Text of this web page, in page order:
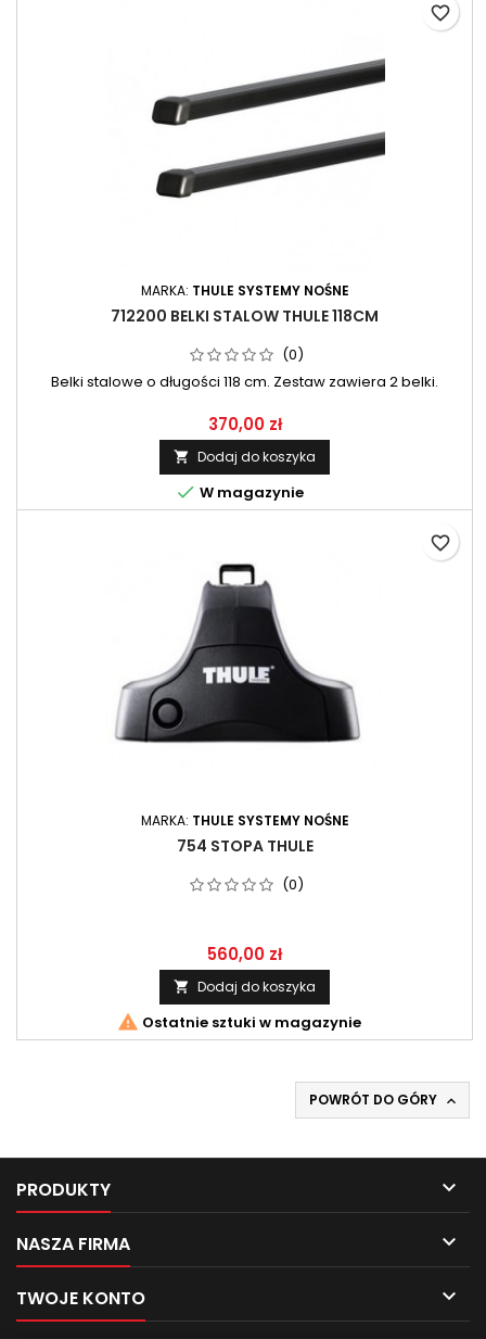
MARKA: THULE SYSTEMY NOŚNE
712200 BELKI STALOW THULE 118CM
(0)
Belki stalowe o długości 118 cm. Zestaw zawiera 2 belki.
370,00 zł
 Dodaj do koszyka
 W magazynie
favorite_border
MARKA: THULE SYSTEMY NOŚNE
754 STOPA THULE
(0)
560,00 zł
 Dodaj do koszyka
 Ostatnie sztuki w magazynie
favorite_border
POWRÓT DO GÓRY 
PRODUKTY 
NASZA FIRMA 
TWOJE KONTO 